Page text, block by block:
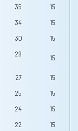
35
15
34
15
30 15
29 15
27
15
25
15
24
15
22
15